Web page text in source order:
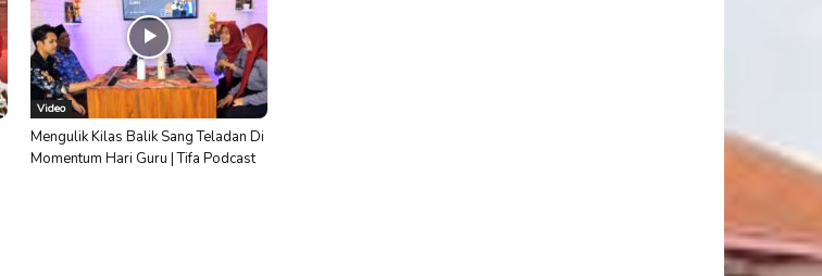
Video
Mengulik Kilas Balik Sang Teladan Di
Momentum Hari Guru | Tifa Podcast